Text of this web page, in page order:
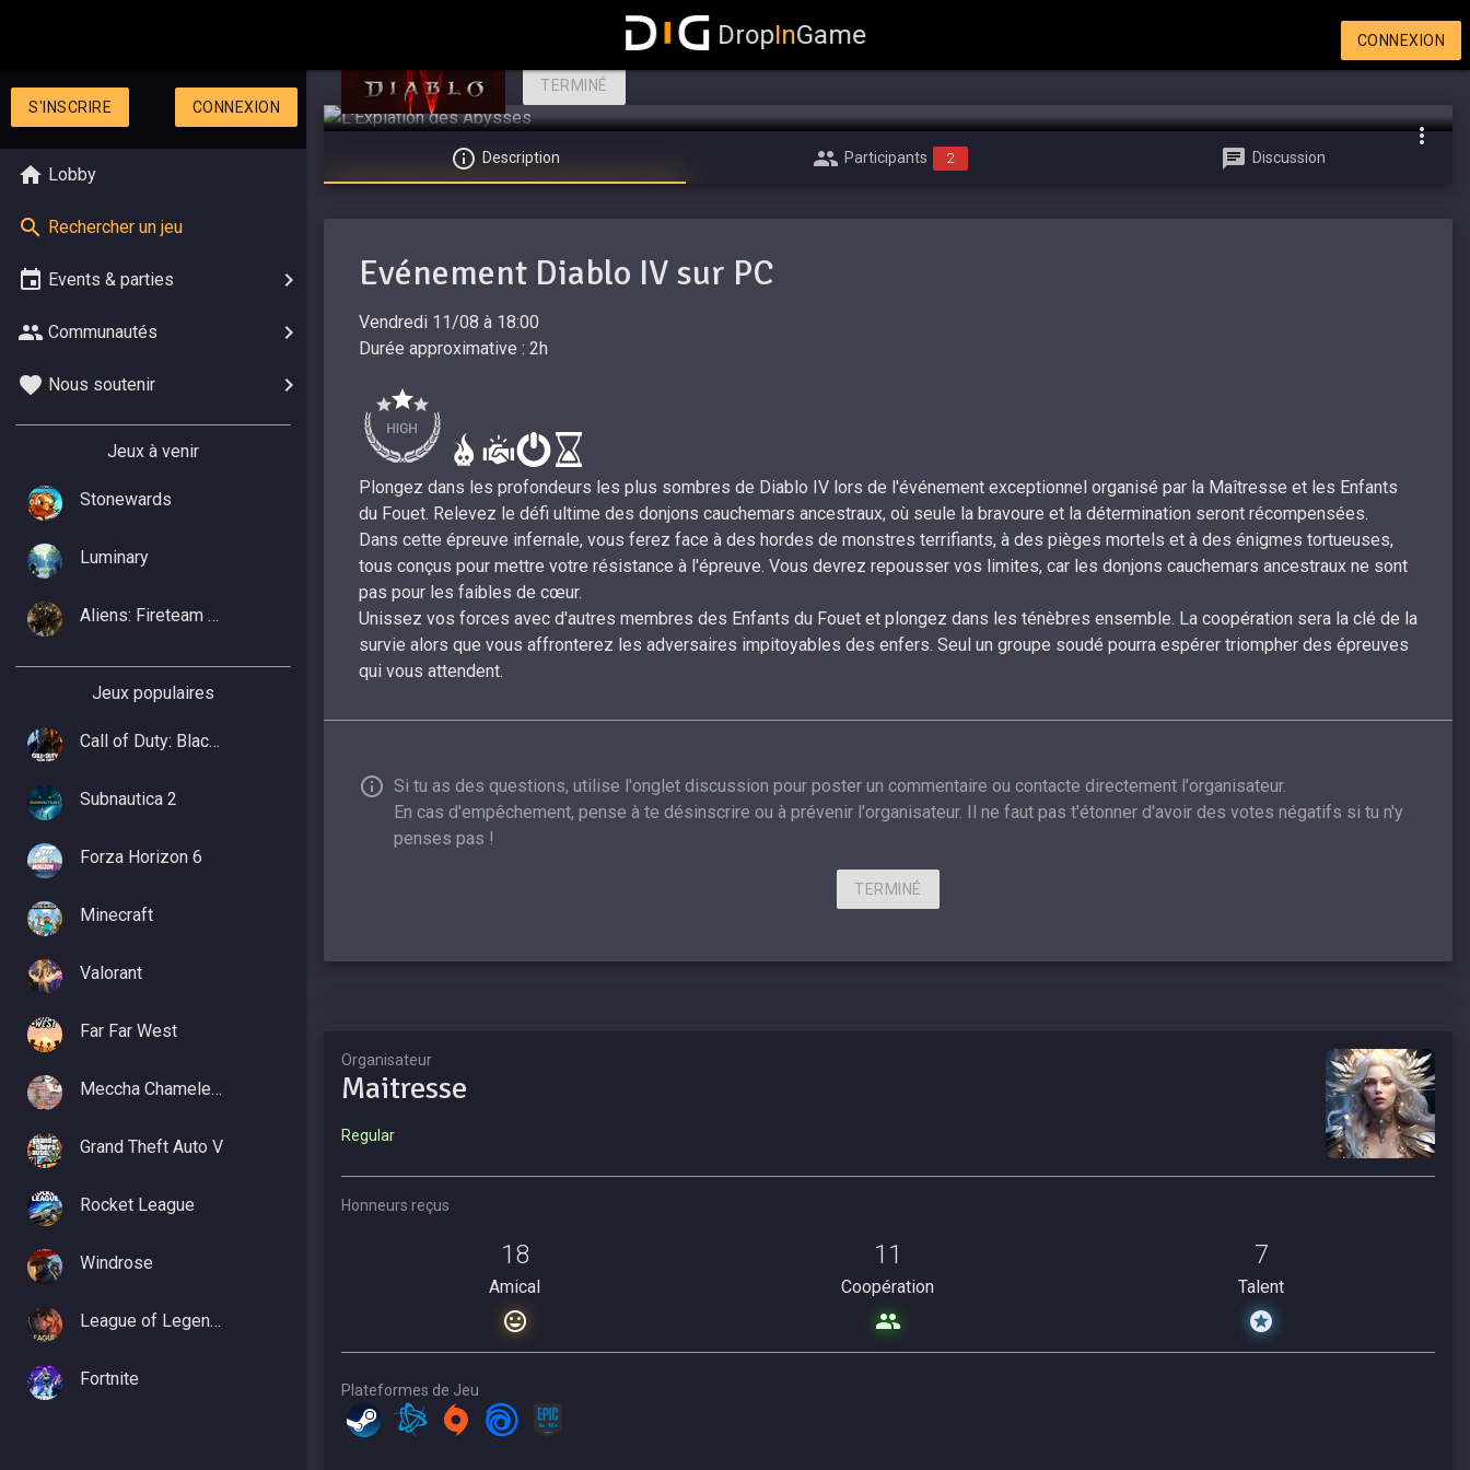
DropInGame CONNEXION
S'INSCRIRE CONNEXION
Lobby
Rechercher un jeu
Events & parties
Communautés
Nous soutenir
Jeux à venir
Stonewards
Luminary
Aliens: Fireteam Elite 2
Jeux populaires
Call of Duty: Black Ops 7
Subnautica 2
Forza Horizon 6
Minecraft
Valorant
Far Far West
Meccha Chameleon
Grand Theft Auto V
Rocket League
Windrose
League of Legends
Fortnite
EVENT DIABLO IV SUR PC
TERMINÉ
Description Participants 2 Discussion
Evénement Diablo IV sur PC
Vendredi 11/08 à 18:00
Durée approximative : 2h
Plongez dans les profondeurs les plus sombres de Diablo IV lors de l'événement exceptionnel organisé par la Maîtresse et les Enfants
du Fouet. Relevez le défi ultime des donjons cauchemars ancestraux, où seule la bravoure et la détermination seront récompensées.
Dans cette épreuve infernale, vous ferez face à des hordes de monstres terrifiants, à des pièges mortels et à des énigmes tortueuses,
tous conçus pour mettre votre résistance à l'épreuve. Vous devrez repousser vos limites, car les donjons cauchemars ancestraux ne sont
pas pour les faibles de cœur.
Unissez vos forces avec d'autres membres des Enfants du Fouet et plongez dans les ténèbres ensemble. La coopération sera la clé de la
survie alors que vous affronterez les adversaires impitoyables des enfers. Seul un groupe soudé pourra espérer triompher des épreuves
qui vous attendent.
Si tu as des questions, utilise l'onglet discussion pour poster un commentaire ou contacte directement l'organisateur.
En cas d'empêchement, pense à te désinscrire ou à prévenir l'organisateur. Il ne faut pas t'étonner d'avoir des votes négatifs si tu n'y
penses pas !
TERMINÉ
Organisateur
Maitresse
Regular
Honneurs reçus
18
Amical
11
Coopération
7
Talent
Plateformes de Jeu